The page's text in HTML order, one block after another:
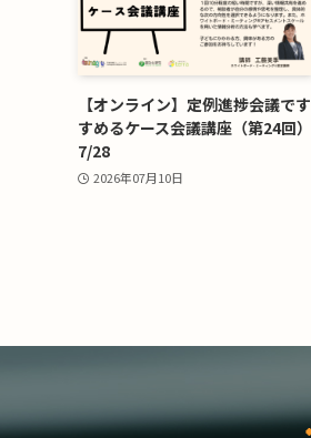
【オンライン】定例進捗会議です
すめるケース会議講座（第24回）
7/28
2026年07月10日